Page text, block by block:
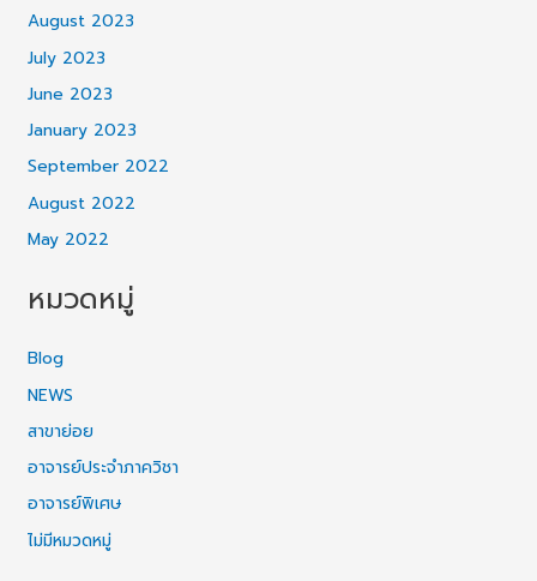
August 2023
July 2023
June 2023
January 2023
September 2022
August 2022
May 2022
หมวดหมู่
Blog
NEWS
สาขาย่อย
อาจารย์ประจำภาควิชา
อาจารย์พิเศษ
ไม่มีหมวดหมู่